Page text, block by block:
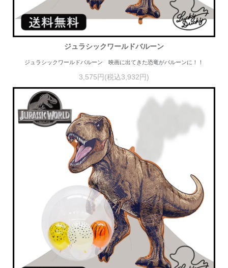
ジュラシックワールドバルーン
ジュラシックワールドバルーン 映画に出てきた恐竜がバルーンに！！
3,575円(税込3,932円)